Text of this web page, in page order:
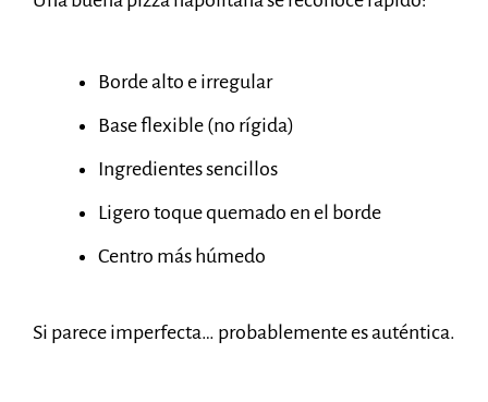
Borde alto e irregular
Base flexible (no rígida)
Ingredientes sencillos
Ligero toque quemado en el borde
Centro más húmedo
Si parece imperfecta… probablemente es auténtica.